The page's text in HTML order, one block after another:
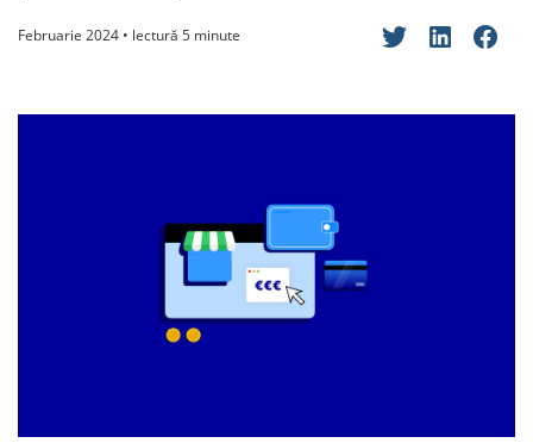
Februarie 2024 • lectură 5 minute